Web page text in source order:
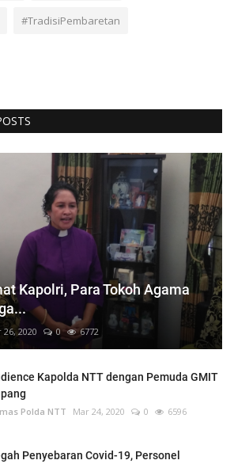
#TradisiPembaretan
Kapolri, Para Tokoh Agama
26, 2020 0 6772
Kapolda NTT dengan Pemuda GMIT
Polda NTT Mar 24, 2020 0 6596
Penyebaran Covid-19, Personel